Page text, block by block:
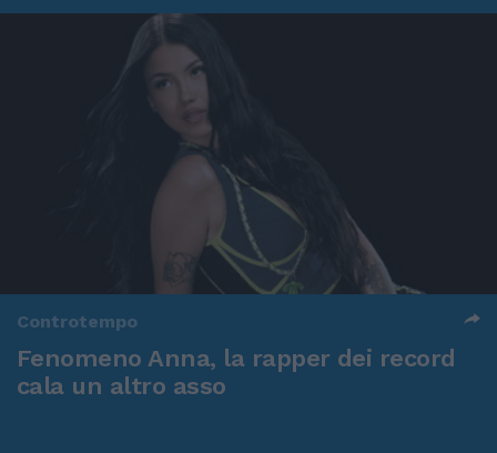
Controtempo
Fenomeno Anna, la rapper dei record
cala un altro asso